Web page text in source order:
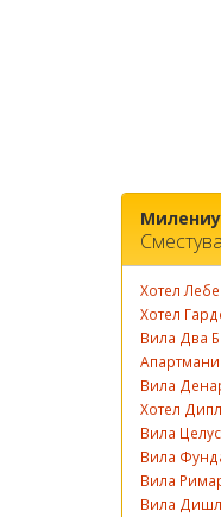
Хотел
Хотел
Вила Два
Вила
Хотел
Вила Целус
Вила
Вила
Вила